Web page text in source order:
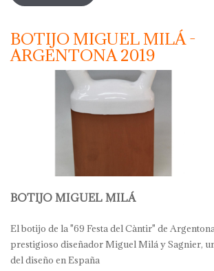
BOTIJO MIGUEL MILÁ -
ARGENTONA 2019
BOTIJO MIGUEL MILÁ
El botijo de la "69 Festa del Càntir" de
prestigioso diseñador Miguel Milá y Sagnier,
del diseño en España